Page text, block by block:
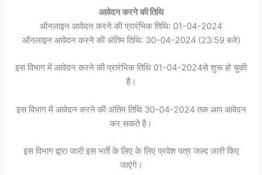
आवेदन करने की तिथि
ऑनलाइन आवेदन करने की प्रारंभिक तिथि: 01-04-2024
ऑनलाइन आवेदन करने की अंतिम तिथि: 30-04-2024 (23:59 बजे)
इस विभाग में आवेदन करने की प्रारंभिक तिथि 01-04-2024से शुरू हो चुकी
है।
इस विभाग में आवेदन करने की अंतिम तिथि 30-04-2024 तक आप आवेदन
कर सकते है।
इस विभाग द्वारा जारी इस भर्ती के लिए के लिए प्रवेश पत्र जल्द जारी किए
जाएंगे।